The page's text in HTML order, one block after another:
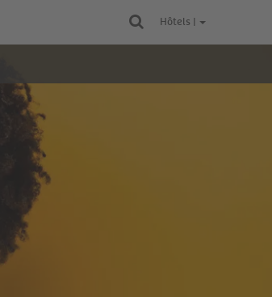
Hôtels |